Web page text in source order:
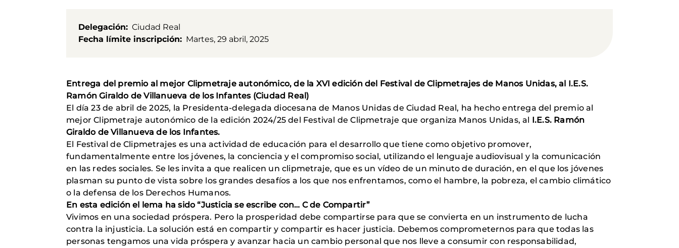
Delegación
Ciudad Real
Fecha límite inscripción
Martes, 29 abril, 2025
Entrega del premio al mejor Clipmetraje autonómico, de la XVI edición del Festival de Clipmetrajes de Manos Unidas, al I.E.S.
Ramón Giraldo de Villanueva de los Infantes (Ciudad Real)
El día 23 de abril de 2025, la Presidenta-delegada diocesana de Manos Unidas de Ciudad Real, ha hecho entrega del premio al
mejor Clipmetraje autonómico de la edición 2024/25 del Festival de Clipmetraje que organiza Manos Unidas, al I.E.S. Ramón
Giraldo de Villanueva de los Infantes.
El Festival de Clipmetrajes es una actividad de educación para el desarrollo que tiene como objetivo promover,
fundamentalmente entre los jóvenes, la conciencia y el compromiso social, utilizando el lenguaje audiovisual y la comunicación
en las redes sociales. Se les invita a que realicen un clipmetraje, que es un vídeo de un minuto de duración, en el que los jóvenes
plasman su punto de vista sobre los grandes desafíos a los que nos enfrentamos, como el hambre, la pobreza, el cambio climático
o la defensa de los Derechos Humanos.
En esta edición el lema ha sido “Justicia se escribe con… C de Compartir”
Vivimos en una sociedad próspera. Pero la prosperidad debe compartirse para que se convierta en un instrumento de lucha
contra la injusticia. La solución está en compartir y compartir es hacer justicia. Debemos comprometernos para que todas las
personas tengamos una vida próspera y avanzar hacia un cambio personal que nos lleve a consumir con responsabilidad,